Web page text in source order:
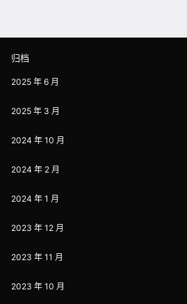
归档
2025 年 6 月
2025 年 3 月
2024 年 10 月
2024 年 2 月
2024 年 1 月
2023 年 12 月
2023 年 11 月
2023 年 10 月